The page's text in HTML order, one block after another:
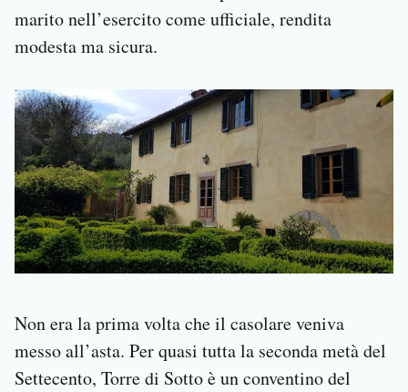
marito nell’esercito come ufficiale, rendita
modesta ma sicura.
Non era la prima volta che il casolare veniva
messo all’asta. Per quasi tutta la seconda metà del
Settecento, Torre di Sotto è un conventino del